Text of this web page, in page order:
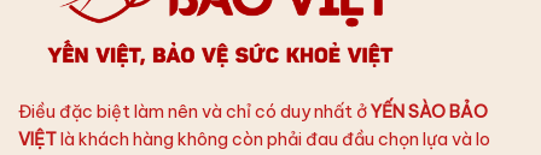
Điều đặc biệt làm nên và chỉ có duy nhất ởYẾN SÀO BẢO
VIỆTlà khách hàng không còn phải đau đầu chọn lựa và lo